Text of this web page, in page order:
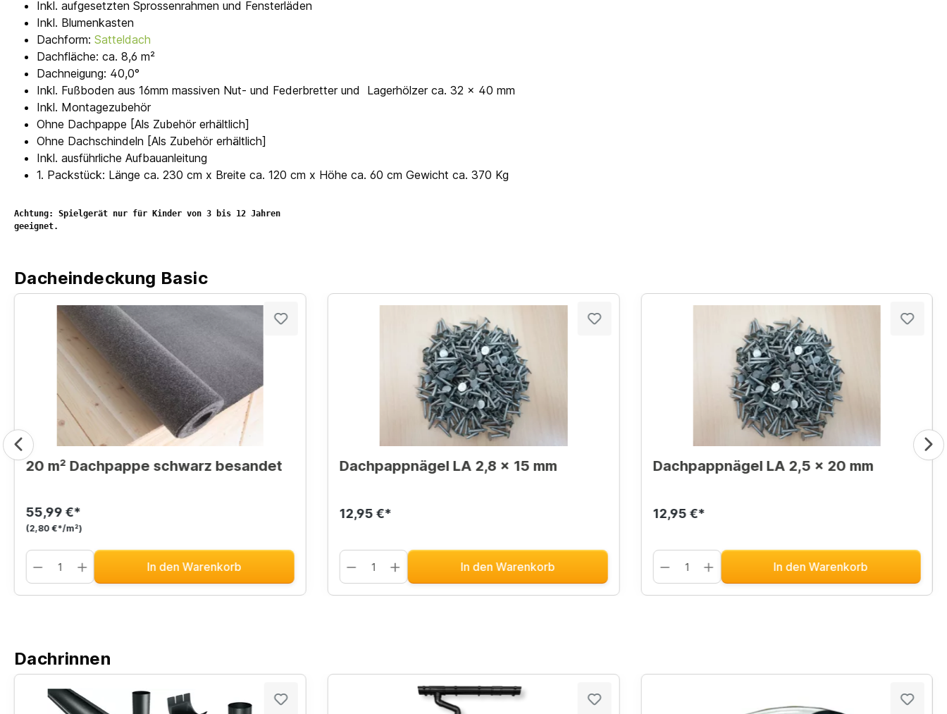
Inkl. aufgesetzten Sprossenrahmen und Fensterläden
Inkl. Blumenkasten
Dachform: Satteldach
Dachfläche: ca. 8,6 m²
Dachneigung: 40,0°
Inkl. Fußboden aus 16mm massiven Nut- und Federbretter und Lagerhölzer ca. 32 x 40 mm
Inkl. Montagezubehör
Ohne Dachpappe [Als Zubehör erhältlich]
Ohne Dachschindeln [Als Zubehör erhältlich]
Inkl. ausführliche Aufbauanleitung
1. Packstück: Länge ca. 230 cm x Breite ca. 120 cm x Höhe ca. 60 cm Gewicht ca. 370 Kg
Achtung: Spielgerät nur für Kinder von 3 bis 12 Jahren
geeignet.
Dacheindeckung Basic
20 m² Dachpappe schwarz besandet
55,99 €*
(2,80 €*/m²)
In den Warenkorb
Dachpappnägel LA 2,8 x 15 mm
12,95 €*
In den Warenkorb
Dachpappnägel LA 2,5 x 20 mm
12,95 €*
In den Warenkorb
Dachrinnen